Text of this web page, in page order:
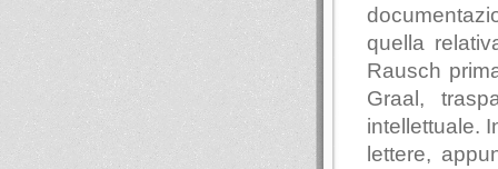
quella
Rausch
Graal,
intellettuale.
lettere,